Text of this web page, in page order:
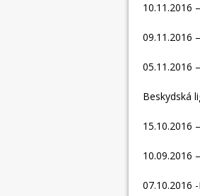
10.11.2016
09.11.2016
05.11.2016
Beskydská
15.10.2016
10.09.2016
07.10.2016